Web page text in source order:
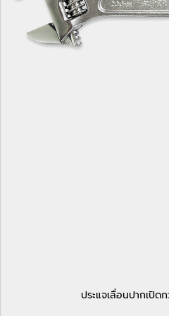
ประแจเลื่อนปากเปิ